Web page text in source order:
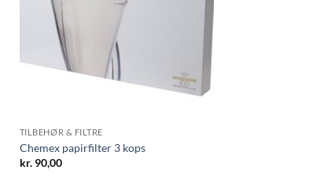
TILBEHØR & FILTRE
Chemex papirfilter 3 kops
kr.90,00